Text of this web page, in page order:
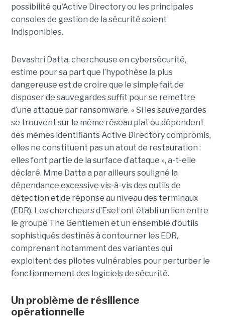
possibilité qu'Active Directory ou les principales
consoles de gestion de la sécurité soient
indisponibles.
Devashri Datta, chercheuse en cybersécurité,
estime pour sa part que l’hypothèse la plus
dangereuse est de croire que le simple fait de
disposer de sauvegardes suffit pour se remettre
d’une attaque par ransomware. « Si les sauvegardes
se trouvent sur le même réseau plat ou dépendent
des mêmes identifiants Active Directory compromis,
elles ne constituent pas un atout de restauration :
elles font partie de la surface d’attaque », a-t-elle
déclaré. Mme Datta a par ailleurs souligné la
dépendance excessive vis-à-vis des outils de
détection et de réponse au niveau des terminaux
(EDR). Les chercheurs d’Eset ont établi un lien entre
le groupe The Gentlemen et un ensemble d’outils
sophistiqués destinés à contourner les EDR,
comprenant notamment des variantes qui
exploitent des pilotes vulnérables pour perturber le
fonctionnement des logiciels de sécurité.
Un problème de résilience
opérationnelle